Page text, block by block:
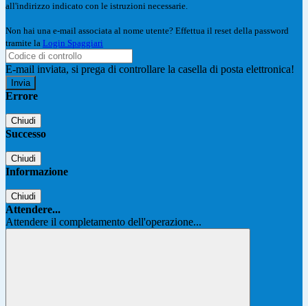
all'indirizzo indicato con le istruzioni necessarie.
Non hai una e-mail associata al nome utente? Effettua il reset della password
tramite la Login Spaggiari
E-mail inviata, si prega di controllare la casella di posta elettronica!
Errore
Chiudi
Successo
Chiudi
Informazione
Chiudi
Attendere...
Attendere il completamento dell'operazione...